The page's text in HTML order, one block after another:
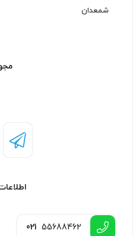
شمعدان
021 55688462